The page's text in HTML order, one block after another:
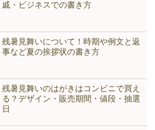
戚・ビジネスでの書き方
残暑見舞いについて！時期や例文と返
事など夏の挨拶状の書き方
残暑見舞いのはがきはコンビニで買え
る？デザイン・販売期間・値段・抽選
日